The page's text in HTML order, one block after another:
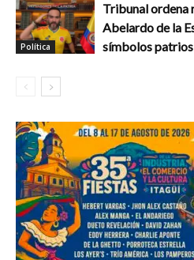
Política
Tribunal ordena
Abelardo de la
símbolos